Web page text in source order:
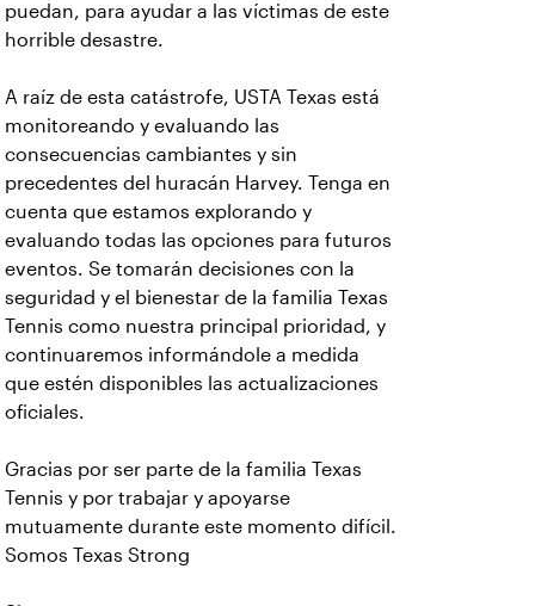
puedan, para ayudar a las víctimas de este
horrible desastre.
A raíz de esta catástrofe, USTA Texas está
monitoreando y evaluando las
consecuencias cambiantes y sin
precedentes del huracán Harvey. Tenga en
cuenta que estamos explorando y
evaluando todas las opciones para futuros
eventos. Se tomarán decisiones con la
seguridad y el bienestar de la familia Texas
Tennis como nuestra principal prioridad, y
continuaremos informándole a medida
que estén disponibles las actualizaciones
oficiales.
Gracias por ser parte de la familia Texas
Tennis y por trabajar y apoyarse
mutuamente durante este momento difícil.
Somos Texas Strong